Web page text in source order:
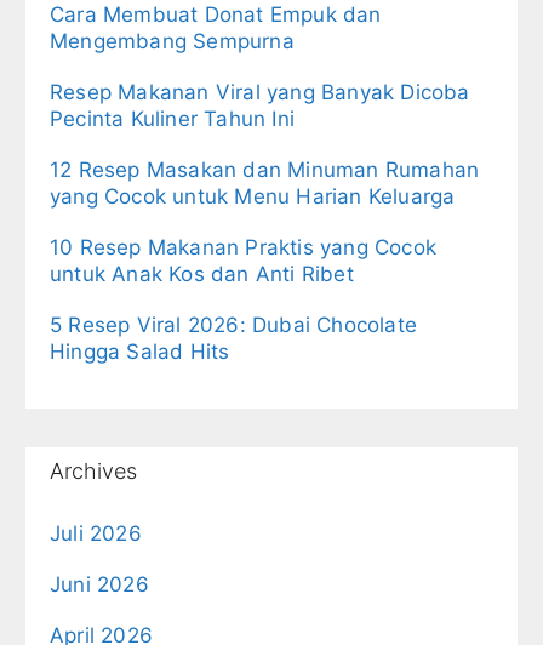
Cara Membuat Donat Empuk dan
Mengembang Sempurna
Resep Makanan Viral yang Banyak Dicoba
Pecinta Kuliner Tahun Ini
12 Resep Masakan dan Minuman Rumahan
yang Cocok untuk Menu Harian Keluarga
10 Resep Makanan Praktis yang Cocok
untuk Anak Kos dan Anti Ribet
5 Resep Viral 2026: Dubai Chocolate
Hingga Salad Hits
Archives
Juli 2026
Juni 2026
April 2026